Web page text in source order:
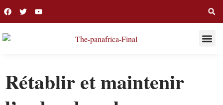
Rétablir et maintenir